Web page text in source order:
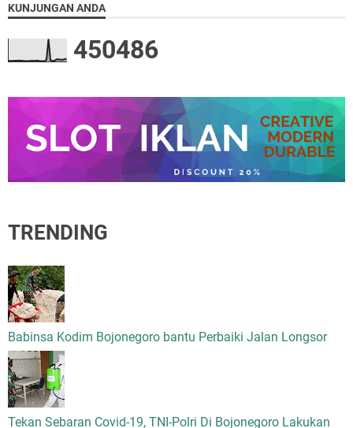
KUNJUNGAN ANDA
450486
TRENDING
Babinsa Kodim Bojonegoro bantu Perbaiki Jalan Longsor
Tekan Sebaran Covid-19, TNI-Polri Di Bojonegoro Lakukan